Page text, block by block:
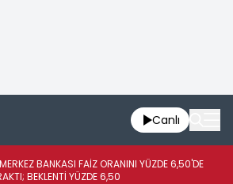
Canlı
BANKASI FAİZ ORANINI YÜZDE 6,50'DE
BEKLENTİ YÜZDE 6,50